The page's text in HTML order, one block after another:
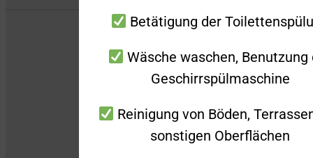
Betätigung der
Wäsche waschen, Benutzung
Geschirrspülmaschine
Reinigung von Böden,
sonstigen Oberflächen